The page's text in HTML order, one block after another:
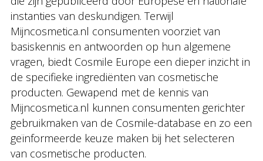
instanties van deskundigen. Terwijl
Mijncosmetica.nl consumenten voorziet van
basiskennis en antwoorden op hun algemene
vragen, biedt Cosmile Europe een dieper inzicht in
de specifieke ingrediënten van cosmetische
producten. Gewapend met de kennis van
Mijncosmetica.nl kunnen consumenten gerichter
gebruikmaken van de Cosmile-database en zo een
geïnformeerde keuze maken bij het selecteren
van cosmetische producten.